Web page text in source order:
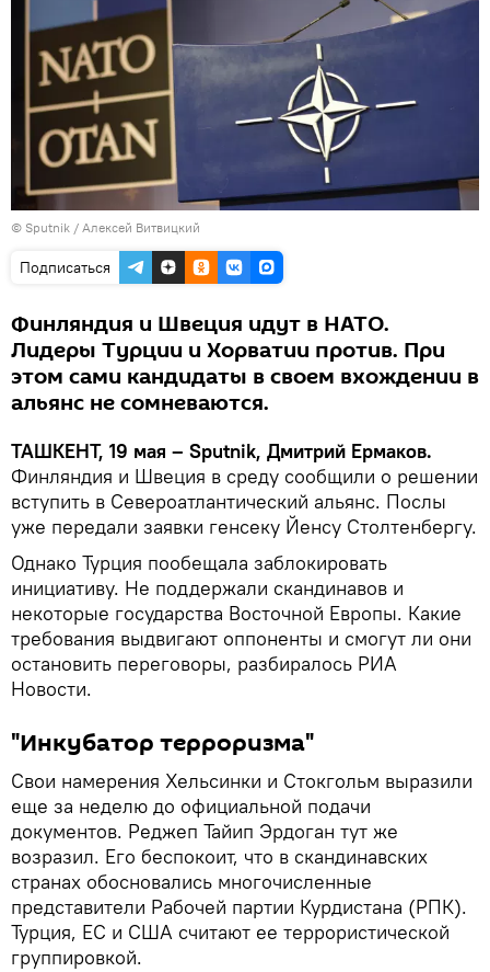
© Sputnik / Алексей Витвицкий
Подписаться
Финляндия и Швеция идут в НАТО.
Лидеры Турции и Хорватии против. При
этом сами кандидаты в своем вхождении в
альянс не сомневаются.
ТАШКЕНТ, 19 мая – Sputnik, Дмитрий Ермаков.
Финляндия и Швеция в среду сообщили о решении
вступить в Североатлантический альянс. Послы
уже передали заявки генсеку Йенсу Столтенбергу.
Однако Турция пообещала заблокировать
инициативу. Не поддержали скандинавов и
некоторые государства Восточной Европы. Какие
требования выдвигают оппоненты и смогут ли они
остановить переговоры, разбиралось РИА
Новости.
"Инкубатор терроризма"
Свои намерения Хельсинки и Стокгольм выразили
еще за неделю до официальной подачи
документов. Реджеп Тайип Эрдоган тут же
возразил. Его беспокоит, что в скандинавских
странах обосновались многочисленные
представители Рабочей партии Курдистана (РПК).
Турция, ЕС и США считают ее террористической
группировкой.